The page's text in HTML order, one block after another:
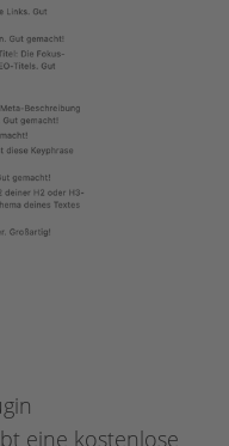
eine kostenlose